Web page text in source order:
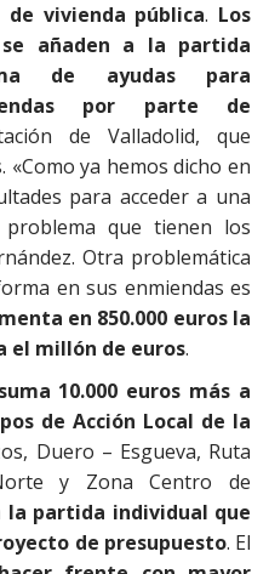
vivienda pública. Los
se añaden a la partida
de ayudas para
por parte de
de Valladolid, que
«Como ya hemos dicho en
para acceder a una
que tienen los
Otra problemática
en sus enmiendas es
en 850.000 euros la
el millón de euros.
suma 10.000 euros más a
de Acción Local de la
Duero – Esgueva, Ruta
y Zona Centro de
la partida individual que
de presupuesto. El